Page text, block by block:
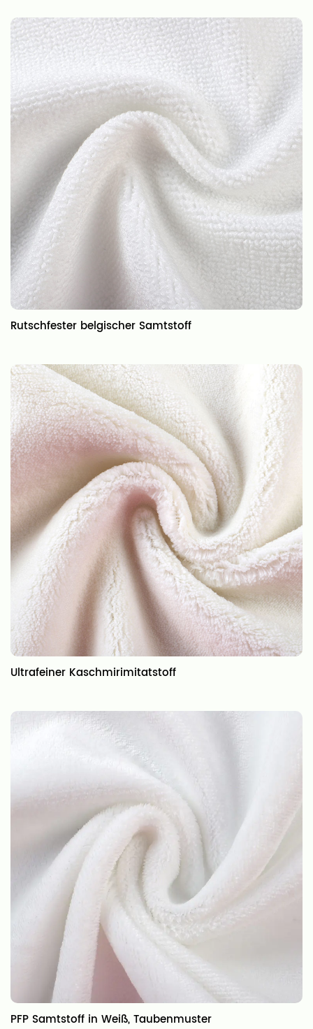
Die Standardbreite beträgt 170 cm, 190 cm und 210
cm und kann auch nach Kundenwunsch angepasst
werden. Derzeit beträgt die maximale Breite 320
cm.
Wir entwickeln regelmäßig neue Stoffe.
Rutschfester belgischer Samtstoff
Ultrafeiner Kaschmirimitatstoff
PFP Samtstoff in Weiß, Taubenmuster